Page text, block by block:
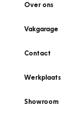
Over ons
Vakgarage
Contact
Werkplaats
Showroom